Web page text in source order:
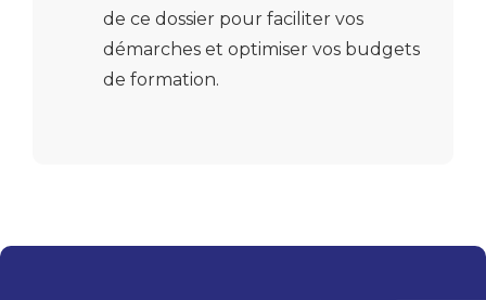
de ce dossier pour faciliter vos
démarches et optimiser vos budgets
de formation.